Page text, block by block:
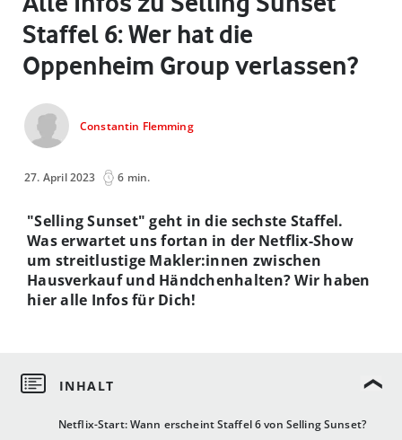
Staffel 6: Wer hat die
Oppenheim Group verlassen?
Constantin Flemming
27. April 2023 6 min.
Netflix-Start: Wann erscheint Staffel 6 von Selling Sunset?
"Selling Sunset" geht in die sechste Staffel.
Was erwartet uns fortan in der Netflix-Show
um streitlustige Makler:innen zwischen
Hausverkauf und Händchenhalten? Wir haben
hier alle Infos für Dich!